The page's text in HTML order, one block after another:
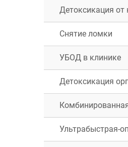
Детоксикация от
Снятие ломки
УБОД в клинике
Детоксикация
Ультрабыстрая-